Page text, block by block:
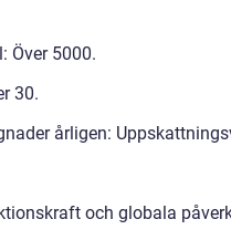
Över 5000.
30.
årligen:
och globala